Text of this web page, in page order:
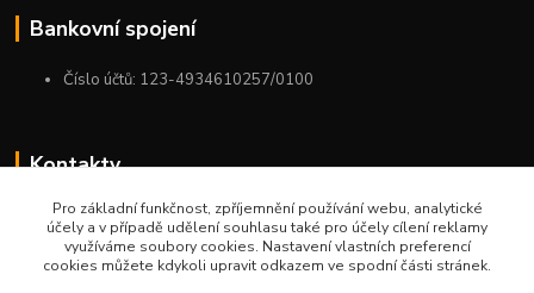
Bankovní spojení
Číslo účtů: 123-4934610257/0100
Kontakty
+420 775 954 963
9:00-12:00-13:00-16:00
Pro základní funkčnost, zpříjemnění používání webu, analytické
účely a v případě udělení souhlasu také pro účely cílení reklamy
využíváme soubory cookies. Nastavení vlastních preferencí
cookies můžete kdykoli upravit odkazem ve spodní části stránek.